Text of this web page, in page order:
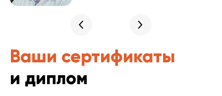
Ваши сертификаты
и диплом